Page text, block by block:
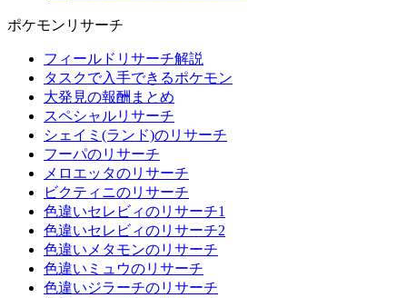
ポケモンリサーチ
フィールドリサーチ解説
タスクで入手できるポケモン
大発見の報酬まとめ
スペシャルリサーチ
シェイミ(ランド)のリサーチ
フーパのリサーチ
メロエッタのリサーチ
ビクティニのリサーチ
色違いセレビィのリサーチ1
色違いセレビィのリサーチ2
色違いメタモンのリサーチ
色違いミュウのリサーチ
色違いジラーチのリサーチ